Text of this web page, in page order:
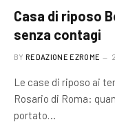
Casa di riposo
senza contagi
BY REDAZIONE EZROME
Le case di riposo ai
Rosario di Roma:
portato…